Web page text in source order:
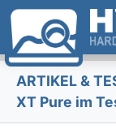
ARTIKEL &
XT Pure im